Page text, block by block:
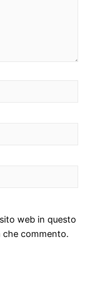
web in questo
che commento.